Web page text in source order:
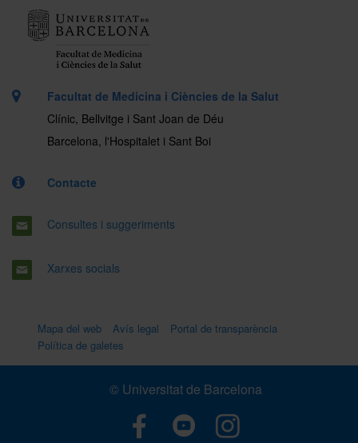
Facultat de Medicina i Ciències de la Salut
Clínic, Bellvitge i Sant Joan de Déu
Barcelona, l'Hospitalet i Sant Boi
Contacte
Consultes i suggeriments
Xarxes socials
Mapa del web Avís legal
Portal de transparència
Política de galetes
© Universitat de Barcelona